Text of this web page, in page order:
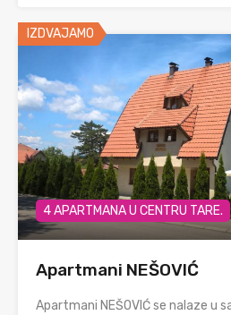
IZDVAJAMO
4 APARTMANA U CENTRU TARE.
Apartmani NEŠOVIĆ
Apartmani NEŠOVIĆ se nalaze u